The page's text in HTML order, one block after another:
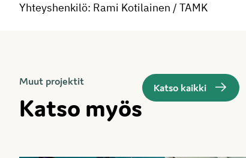
Yhteyshenkilö: Rami Kotilainen / TAMK
Muut projektit
Katso myös
Katso kaikki